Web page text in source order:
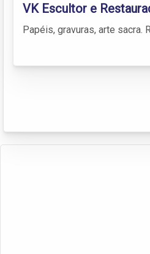
VK Escultor e
Papéis, gravuras, arte sacra.